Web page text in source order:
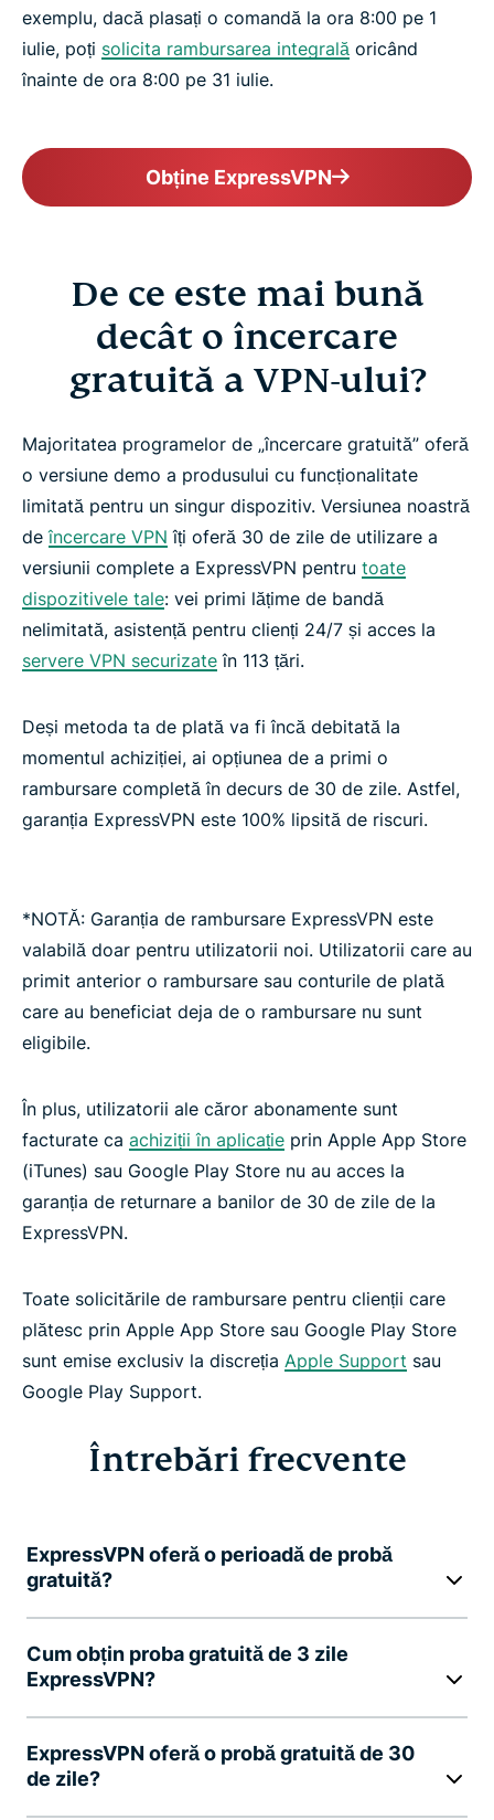
exemplu, dacă plasați o comandă la ora 8:00 pe 1
iulie, poți solicita rambursarea integrală oricând
înainte de ora 8:00 pe 31 iulie.
Obține ExpressVPN
De ce este mai bună
decât o încercare
gratuită a VPN-ului?
Majoritatea programelor de „încercare gratuită” oferă
o versiune demo a produsului cu funcționalitate
limitată pentru un singur dispozitiv. Versiunea noastră
deîncercare VPN îți oferă 30 de zile de utilizare a
versiunii complete a ExpressVPN pentru toate
dispozitivele tale: vei primi lățime de bandă
nelimitată, asistență pentru clienți 24/7 și acces la
servere VPN securizate în 113 țări.
Deși metoda ta de plată va fi încă debitată la
momentul achiziției, ai opțiunea de a primi o
rambursare completă în decurs de 30 de zile. Astfel,
garanția ExpressVPN este 100% lipsită de riscuri.
*NOTĂ: Garanția de rambursare ExpressVPN este
valabilă doar pentru utilizatorii noi. Utilizatorii care au
primit anterior o rambursare sau conturile de plată
care au beneficiat deja de o rambursare nu sunt
eligibile.
În plus, utilizatorii ale căror abonamente sunt
facturate ca achiziții în aplicație prin Apple App Store
(iTunes) sau Google Play Store nu au acces la
garanția de returnare a banilor de 30 de zile de la
ExpressVPN.
Toate solicitările de rambursare pentru clienții care
plătesc prin Apple App Store sau Google Play Store
sunt emise exclusiv la discreția Apple Support sau
Google Play Support.
Întrebări frecvente
ExpressVPN oferă o perioadă de probă
gratuită?
Cum obțin proba gratuită de 3 zile
ExpressVPN?
ExpressVPN oferă o probă gratuită de 30
de zile?